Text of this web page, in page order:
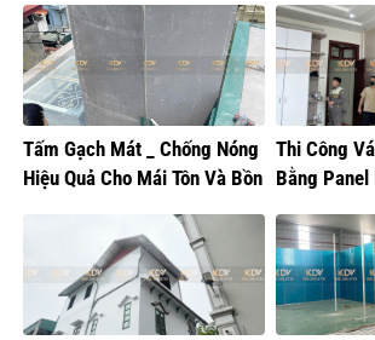
Tấm Gạch Mát _ Chống Nóng
Hiệu Quả Cho Mái Tôn Và Bồn
Thi Công
Bằng Panel